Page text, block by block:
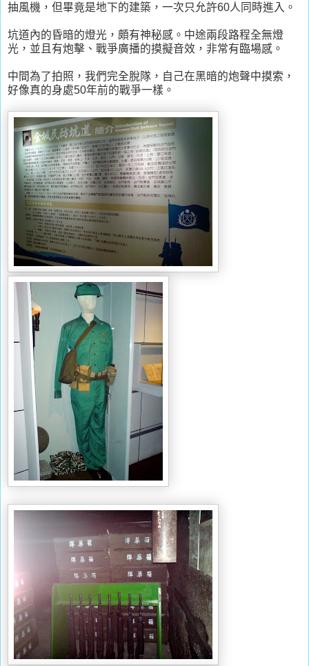
抽風機，但畢竟是地下的建築，一次只允許60人同時進入。
坑道內的昏暗的燈光，頗有神秘感。中途兩段路程全無燈
光，並且有炮擊、戰爭廣播的摸擬音效，非常有臨場感。
中間為了拍照，我們完全脫隊，自己在黑暗的炮聲中摸索，
好像真的身處50年前的戰爭一樣。